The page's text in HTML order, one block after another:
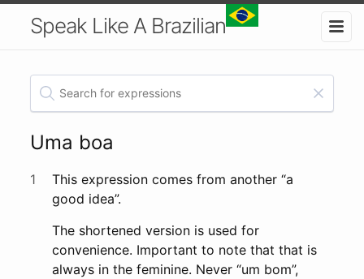
Speak Like A Brazilian
Uma boa
1
This expression comes from another “a
good idea”.
The shortened version is used for
convenience. Important to note that that is
always in the feminine. Never “um bom”,